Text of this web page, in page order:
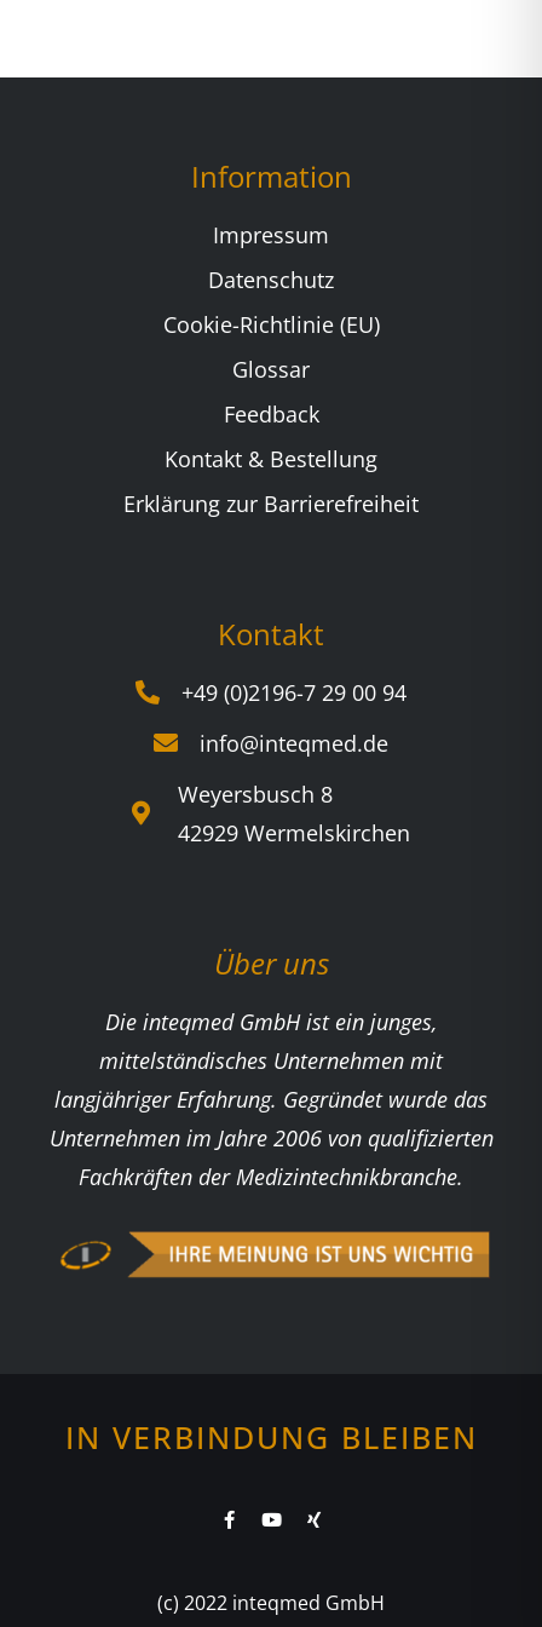
Information
Impressum
Datenschutz
Cookie-Richtlinie (EU)
Glossar
Feedback
Kontakt & Bestellung
Erklärung zur Barrierefreiheit
Kontakt
+49 (0)2196-7 29 00 94
info@inteqmed.de
Weyersbusch 8
42929 Wermelskirchen
Über uns
Die inteqmed GmbH ist ein junges,
mittelständisches Unternehmen mit
langjähriger Erfahrung. Gegründet wurde das
Unternehmen im Jahre 2006 von qualifizierten
Fachkräften der Medizintechnikbranche.
IN VERBINDUNG BLEIBEN
(c) 2022 inteqmed GmbH